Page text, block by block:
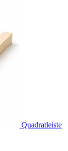
Quadratleiste